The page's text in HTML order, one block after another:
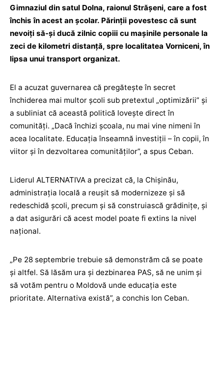
Gimnaziul din satul Dolna, raionul Strășeni, care a fost
închis în acest an școlar. Părinții povestesc că sunt
nevoiți să-și ducă zilnic copiii cu mașinile personale la
zeci de kilometri distanță, spre localitatea Vorniceni, în
lipsa unui transport organizat.
El a acuzat guvernarea că pregătește în secret
închiderea mai multor școli sub pretextul „optimizării” și
a subliniat că această politică lovește direct în
comunități. „Dacă închizi școala, nu mai vine nimeni în
acea localitate. Educația înseamnă investiții – în copii, în
viitor și în dezvoltarea comunităților”, a spus Ceban.
Liderul ALTERNATIVA a precizat că, la Chișinău,
administrația locală a reușit să modernizeze și să
redeschidă școli, precum și să construiască grădinițe, și
a dat asigurări că acest model poate fi extins la nivel
național.
„Pe 28 septembrie trebuie să demonstrăm că se poate
și altfel. Să lăsăm ura și dezbinarea PAS, să ne unim și
să votăm pentru o Moldovă unde educația este
prioritate. Alternativa există”, a conchis Ion Ceban.